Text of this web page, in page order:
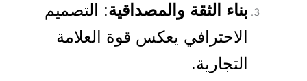
بناء الثقة والمصداقية: التصميم
الاحترافي يعكس قوة العلامة
التجارية.